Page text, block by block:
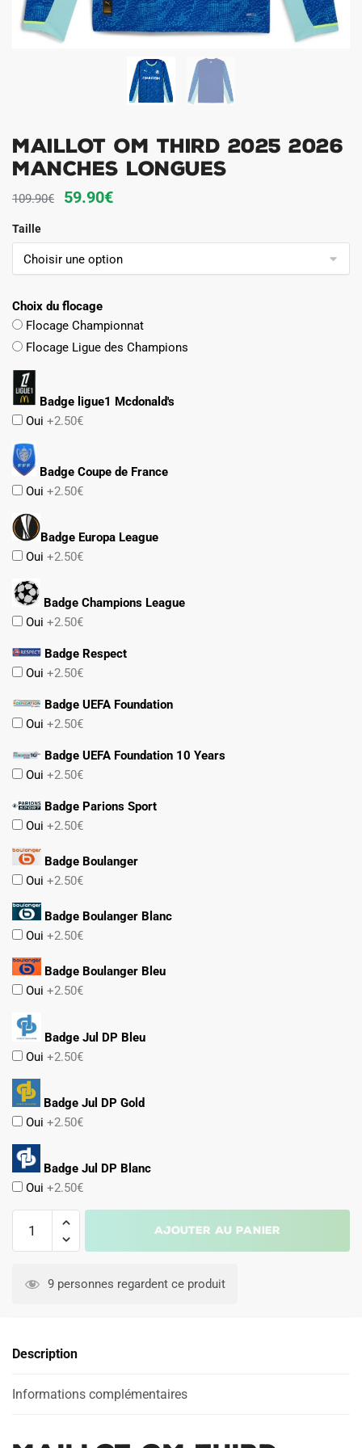
Maillot OM Third 2025 2026
Manches Longues
109.90€
Le
initial
était :
59.90€Le
actuel
est :
Taille
Choix du flocage
Flocage Championnat
Flocage Ligue des Champions
Badge ligue1 Mcdonald's
Oui +2.50€
Badge Coupe de France
Oui +2.50€
Badge Europa League
Oui +2.50€
Badge Champions League
Oui +2.50€
Badge Respect
Oui +2.50€
Badge UEFA Foundation
Oui +2.50€
Badge UEFA Foundation 10 Years
Oui +2.50€
Badge Parions Sport
Oui +2.50€
Badge Boulanger
Oui +2.50€
Badge Boulanger Blanc
Oui +2.50€
Badge Boulanger Bleu
Oui +2.50€
Badge Jul DP Bleu
Oui +2.50€
Badge Jul DP Gold
Oui +2.50€
Badge Jul DP Blanc
Oui +2.50€
Manches
Ajouter au panier
9 personnes regardent ce produit
Description
Informations complémentaires